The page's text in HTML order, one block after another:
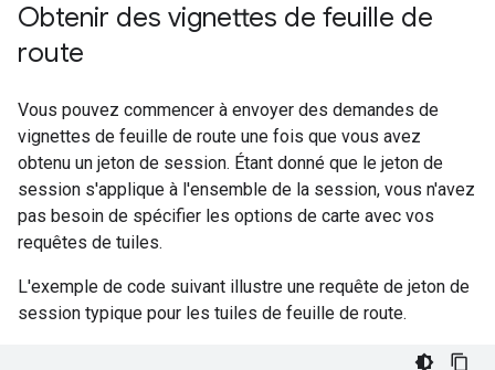
Obtenir des vignettes de feuille de
route
Vous pouvez commencer à envoyer des demandes de
vignettes de feuille de route une fois que vous avez
obtenu un jeton de session. Étant donné que le jeton de
session s'applique à l'ensemble de la session, vous n'avez
pas besoin de spécifier les options de carte avec vos
requêtes de tuiles.
L'exemple de code suivant illustre une requête de jeton de
session typique pour les tuiles de feuille de route.